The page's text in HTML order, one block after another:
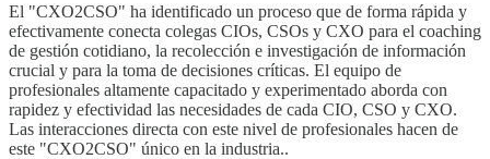
El "CXO2CSO" ha identificado un proceso que de forma rápida y
efectivamente conecta colegas CIOs, CSOs y CXO para el coaching
de gestión cotidiano, la recolección e investigación de información
crucial y para la toma de decisiones críticas. El equipo de
profesionales altamente capacitado y experimentado aborda con
rapidez y efectividad las necesidades de cada CIO, CSO y CXO.
Las interacciones directa con este nivel de profesionales hacen de
este "CXO2CSO" único en la industria..